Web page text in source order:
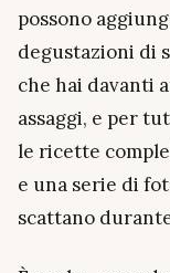
possono
degustazioni di
che hai davanti
assaggi, e per
le ricette
e una serie di
scattano